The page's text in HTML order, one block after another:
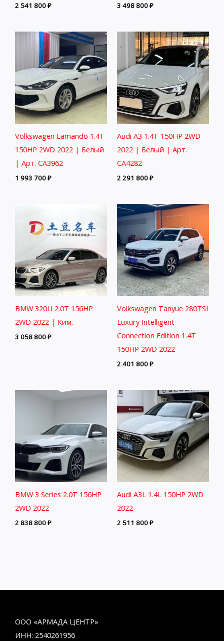
2 541 800₽ 3 498 800₽
Volkswagen Lamando 1.4T
150HP 2WD 2022 | Белый
| Арт. CA3962
1 993 700₽
Audi A3 1.4T 150HP 2WD
2022 | Белый | Арт.
CA4282
2 291 800₽
BMW 320Li 2.0T 156HP
2WD 2022 | Ким.
3 058 800₽
Volkswagen Tanyue 280TSI
Luxury Intelligent
Connection Edition 1.4T
150HP 2WD 2022
2 401 800₽
BMW 3 Series 2.0T 156HP
2WD 2022
2 838 800₽
Audi A3L 1.4L 150HP 2WD
2022
2 511 800₽
ООО «АРМАДА ЦЕНТР»
ИНН: 2540261956